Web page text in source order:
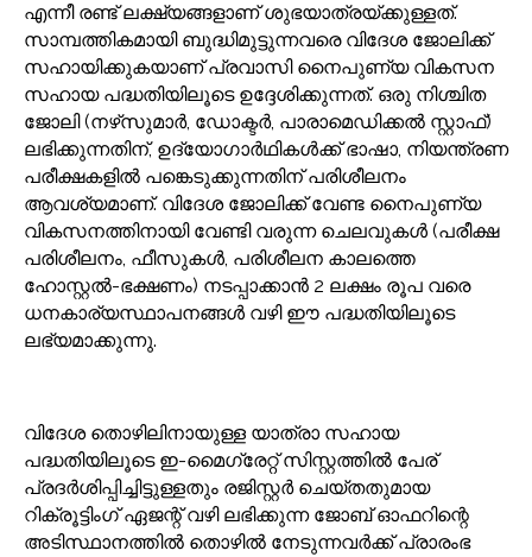
എന്നീ രണ്ട് ലക്ഷ്യങ്ങളാണ് ശുഭയാത്രയ്ക്കുള്ളത്.
സാമ്പത്തികമായി ബുദ്ധിമുട്ടുന്നവരെ വിദേശ ജോലിക്ക്
സഹായിക്കുകയാണ് പ്രവാസി നൈപുണ്യ വികസന
സഹായ പദ്ധതിയിലൂടെ ഉദ്ദേശിക്കുന്നത്. ഒരു നിശ്ചിത
ജോലി (നഴ്‌സുമാർ, ഡോക്ടർ, പാരാമെഡിക്കൽ സ്റ്റാഫ്)
ലഭിക്കുന്നതിന്, ഉദ്യോഗാർഥികൾക്ക് ഭാഷാ, നിയന്ത്രണ
പരീക്ഷകളിൽ പങ്കെടുക്കുന്നതിന് പരിശീലനം
ആവശ്യമാണ്. വിദേശ ജോലിക്ക് വേണ്ട നൈപുണ്യ
വികസനത്തിനായി വേണ്ടി വരുന്ന ചെലവുകൾ (പരീക്ഷ
പരിശീലനം, ഫീസുകൾ, പരിശീലന കാലത്തെ
ഹോസ്റ്റൽ-ഭക്ഷണം) നടപ്പാക്കാൻ 2 ലക്ഷം രൂപ വരെ
ധനകാര്യസ്ഥാപനങ്ങൾ വഴി ഈ പദ്ധതിയിലൂടെ
ലഭ്യമാക്കുന്നു.
വിദേശ തൊഴിലിനായുള്ള യാത്രാ സഹായ
പദ്ധതിയിലൂടെ ഇ-മൈഗ്രേറ്റ് സിസ്റ്റത്തിൽ പേര്
പ്രദർശിപ്പിച്ചിട്ടുള്ളതും രജിസ്റ്റർ ചെയ്തതുമായ
റിക്രൂട്ടിംഗ് ഏജന്റ് വഴി ലഭിക്കുന്ന ജോബ് ഓഫറിന്റെ
അടിസ്ഥാനത്തിൽ തൊഴിൽ നേടുന്നവർക്ക് പ്രാരംഭ